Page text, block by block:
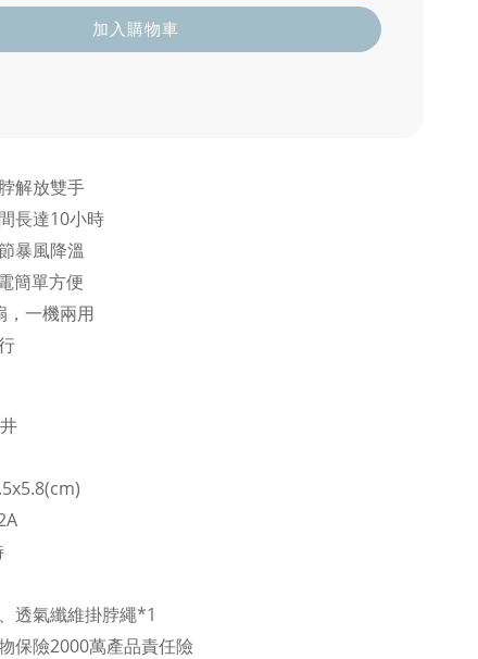
加入購物車
解放雙手
長達10小時
暴風降溫
簡單方便
，一機兩用
透氣纖維掛脖繩*1
保險2000萬產品責任險